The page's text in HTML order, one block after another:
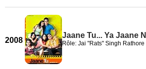
2008
Jaane Tu... Ya Jaane
Rôle: Jai "Rats" Singh Rathore